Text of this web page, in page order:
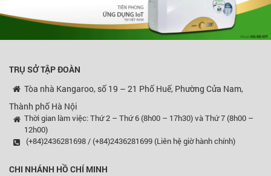
TRỤ SỞ TẬP ĐOÀN
Tòa nhà Kangaroo, số 19 – 21 Phố Huế, Phường Cửa Nam,
Thành phố Hà Nội
Thời gian làm việc: Thứ 2 – Thứ 6 (8h00 – 17h30) và Thứ 7 (8h00 –
12h00)
(+84)2436281698 / (+84)2436281699 (Liên hệ giờ hành chính)
CHI NHÁNH HỒ CHÍ MINH